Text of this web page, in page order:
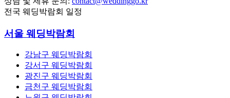
전국 웨딩박람회 일정
서울 웨딩박람회
강남구 웨딩박람회
강서구 웨딩박람회
광진구 웨딩박람회
금천구 웨딩박람회